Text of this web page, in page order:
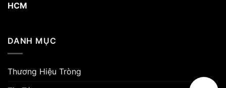
HCM
DANH MỤC
Thương Hiệu Tròng